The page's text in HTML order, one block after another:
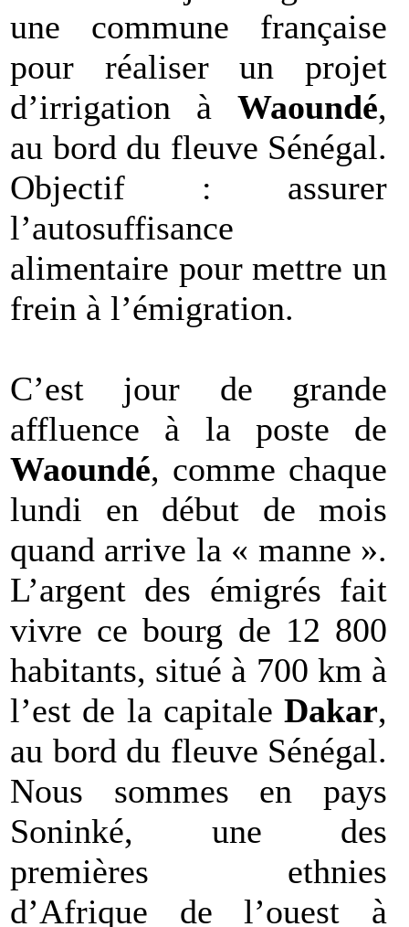
une commune française
pour réaliser un projet
d’irrigation à Waoundé,
au bord du fleuve Sénégal.
Objectif : assurer
l’autosuffisance
alimentaire pour mettre un
frein à l’émigration.
C’est jour de grande
affluence à la poste de
Waoundé, comme chaque
lundi en début de mois
quand arrive la « manne ».
L’argent des émigrés fait
vivre ce bourg de 12 800
habitants, situé à 700 km à
l’est de la capitale Dakar,
au bord du fleuve Sénégal.
Nous sommes en pays
Soninké, une des
premières ethnies
d’Afrique de l’ouest à